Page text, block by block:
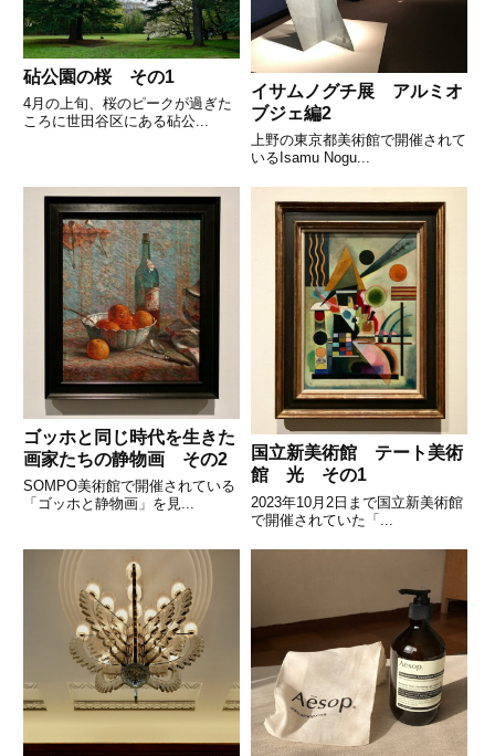
砧公園の桜 その1
4月の上旬、桜のピークが過ぎた
ころに世田谷区にある砧公...
イサムノグチ展 アルミオ
ブジェ編2
上野の東京都美術館で開催されて
いるIsamu Nogu...
ゴッホと同じ時代を生きた
画家たちの静物画 その2
SOMPO美術館で開催されている
「ゴッホと静物画」を見...
国立新美術館 テート美術
館 光 その1
2023年10月2日まで国立新美術館
で開催されていた「...